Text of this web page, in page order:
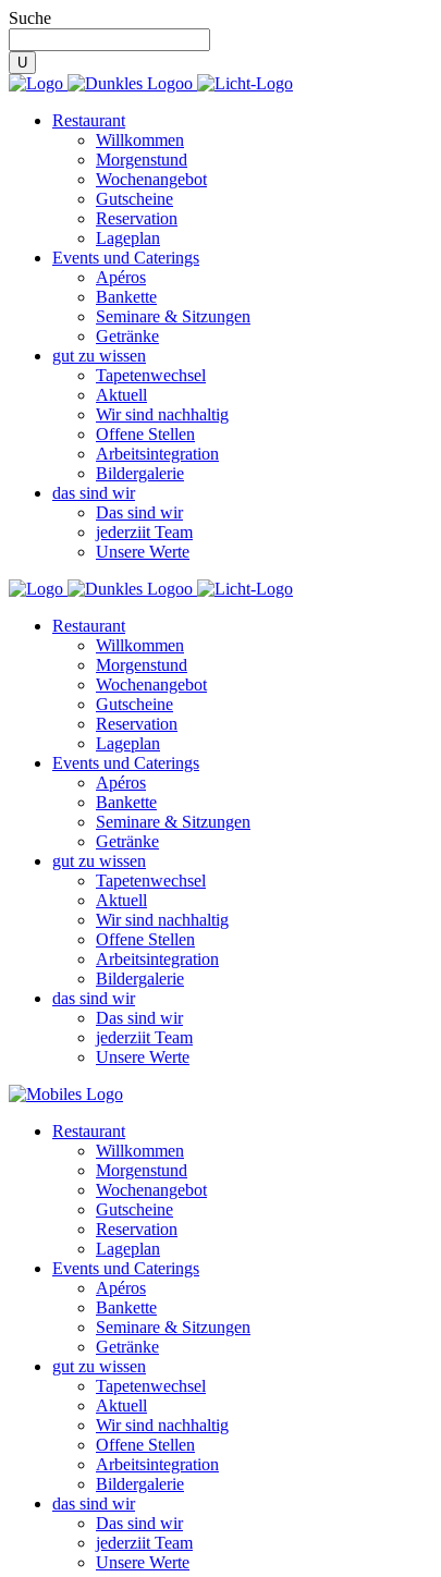
Suche
Restaurant
Willkommen
Morgenstund
Wochenangebot
Gutscheine
Reservation
Lageplan
Events und Caterings
Apéros
Bankette
Seminare & Sitzungen
Getränke
gut zu wissen
Tapetenwechsel
Aktuell
Wir sind nachhaltig
Offene Stellen
Arbeitsintegration
Bildergalerie
das sind wir
Das sind wir
jederziit Team
Unsere Werte
Restaurant
Willkommen
Morgenstund
Wochenangebot
Gutscheine
Reservation
Lageplan
Events und Caterings
Apéros
Bankette
Seminare & Sitzungen
Getränke
gut zu wissen
Tapetenwechsel
Aktuell
Wir sind nachhaltig
Offene Stellen
Arbeitsintegration
Bildergalerie
das sind wir
Das sind wir
jederziit Team
Unsere Werte
Restaurant
Willkommen
Morgenstund
Wochenangebot
Gutscheine
Reservation
Lageplan
Events und Caterings
Apéros
Bankette
Seminare & Sitzungen
Getränke
gut zu wissen
Tapetenwechsel
Aktuell
Wir sind nachhaltig
Offene Stellen
Arbeitsintegration
Bildergalerie
das sind wir
Das sind wir
jederziit Team
Unsere Werte